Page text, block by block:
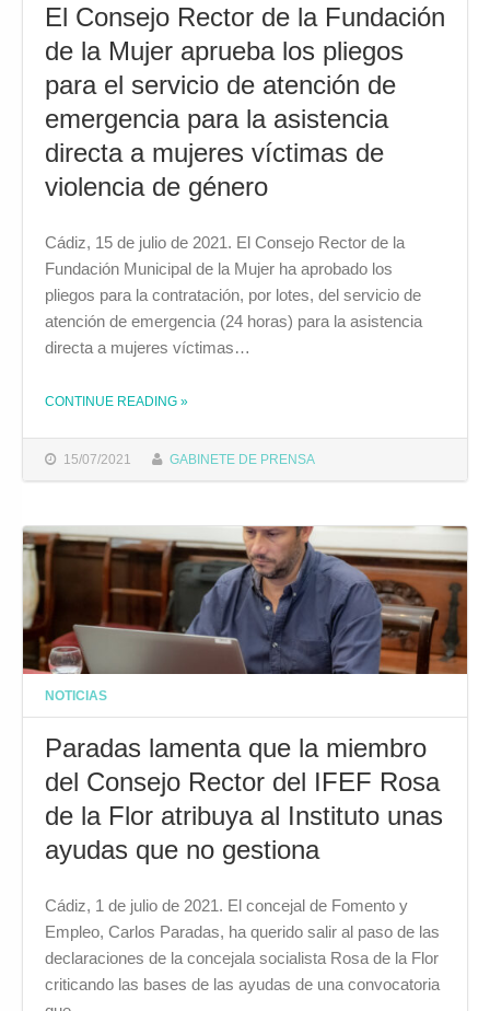
El Consejo Rector de la Fundación
de la Mujer aprueba los pliegos
para el servicio de atención de
emergencia para la asistencia
directa a mujeres víctimas de
violencia de género
15/07/2021 GABINETE DE PRENSA
Cádiz, 15 de julio de 2021. El Consejo Rector de la
Fundación Municipal de la Mujer ha aprobado los
pliegos para la contratación, por lotes, del servicio de
atención de emergencia (24 horas) para la asistencia
directa a mujeres víctimas…
CONTINUE READING »
NOTICIAS
Paradas lamenta que la miembro
del Consejo Rector del IFEF Rosa
de la Flor atribuya al Instituto unas
ayudas que no gestiona
Cádiz, 1 de julio de 2021. El concejal de Fomento y
Empleo, Carlos Paradas, ha querido salir al paso de las
declaraciones de la concejala socialista Rosa de la Flor
criticando las bases de las ayudas de una convocatoria